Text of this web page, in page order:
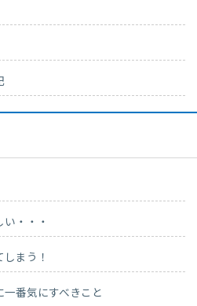
・・・
まう！
番気にすべきこと